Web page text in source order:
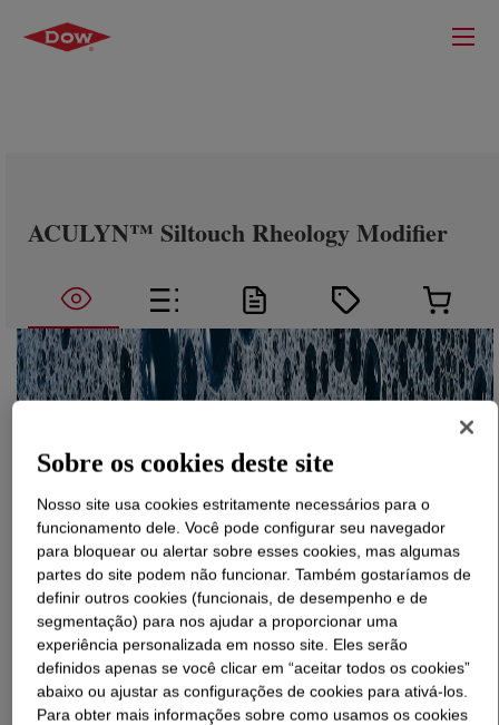
ACULYN™ Siltouch Rheology Modifier
O que éACULYN™ Siltouch Rheology Modifier?
Fácil de usar: basta despejar e misturar. O polímero é
liberado ao adicionar água. Não é necessário alto
cisalhamento ou neutralização. Isso permite que os
formuladores criem rapidamente a viscosidade da fase
aquosa, mesmo em pH baixo. INCI: Sodium
Sobre os cookies deste site
Nosso site usa cookies estritamente necessários para o
funcionamento dele. Você pode configurar seu navegador
para bloquear ou alertar sobre esses cookies, mas algumas
partes do site podem não funcionar. Também gostaríamos de
definir outros cookies (funcionais, de desempenho e de
segmentação) para nos ajudar a proporcionar uma
experiência personalizada em nosso site. Eles serão
definidos apenas se você clicar em “aceitar todos os cookies”
abaixo ou ajustar as configurações de cookies para ativá-los.
Para obter mais informações sobre como usamos os cookies